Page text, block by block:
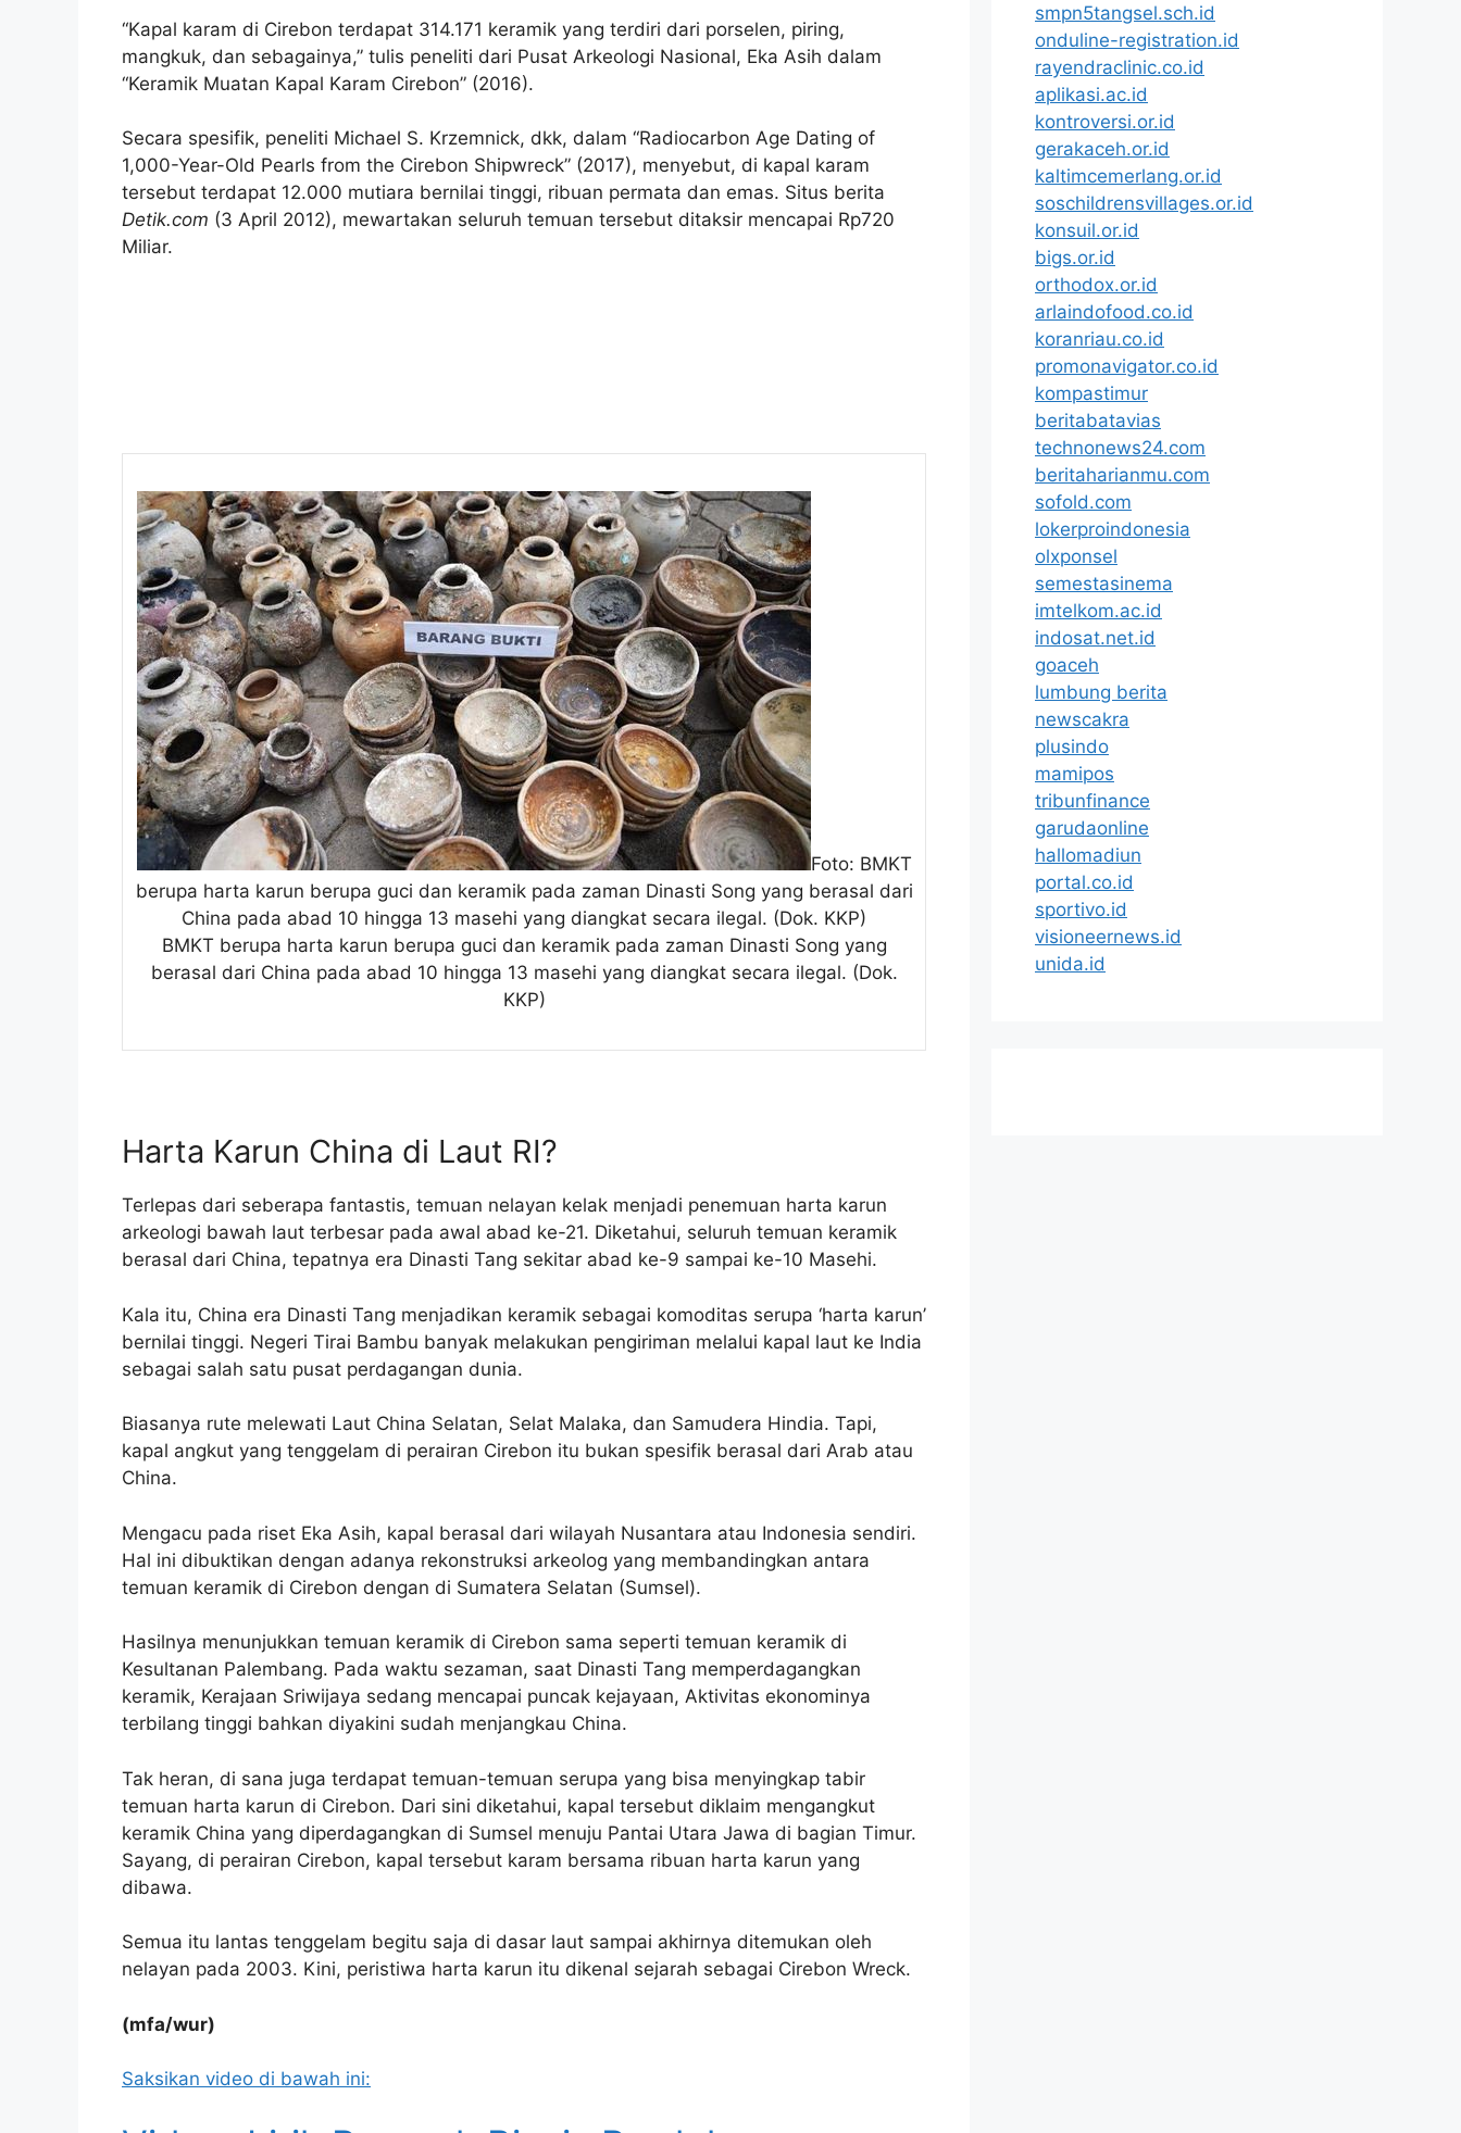
“Kapal karam di Cirebon terdapat 314.171 keramik yang terdiri dari porselen, piring,
mangkuk, dan sebagainya,” tulis peneliti dari Pusat Arkeologi Nasional, Eka Asih dalam
“Keramik Muatan Kapal Karam Cirebon” (2016).
Secara spesifik, peneliti Michael S. Krzemnick, dkk, dalam “Radiocarbon Age Dating of
1,000-Year-Old Pearls from the Cirebon Shipwreck” (2017), menyebut, di kapal karam
tersebut terdapat 12.000 mutiara bernilai tinggi, ribuan permata dan emas. Situs berita
Detik.com (3 April 2012), mewartakan seluruh temuan tersebut ditaksir mencapai Rp720
Miliar.
Foto: BMKT
berupa harta karun berupa guci dan keramik pada zaman Dinasti Song yang berasal dari
China pada abad 10 hingga 13 masehi yang diangkat secara ilegal. (Dok. KKP)
BMKT berupa harta karun berupa guci dan keramik pada zaman Dinasti Song yang
berasal dari China pada abad 10 hingga 13 masehi yang diangkat secara ilegal. (Dok.
KKP)
Harta Karun China di Laut RI?
Terlepas dari seberapa fantastis, temuan nelayan kelak menjadi penemuan harta karun
arkeologi bawah laut terbesar pada awal abad ke-21. Diketahui, seluruh temuan keramik
berasal dari China, tepatnya era Dinasti Tang sekitar abad ke-9 sampai ke-10 Masehi.
Kala itu, China era Dinasti Tang menjadikan keramik sebagai komoditas serupa ‘harta karun’
bernilai tinggi. Negeri Tirai Bambu banyak melakukan pengiriman melalui kapal laut ke India
sebagai salah satu pusat perdagangan dunia.
Biasanya rute melewati Laut China Selatan, Selat Malaka, dan Samudera Hindia. Tapi,
kapal angkut yang tenggelam di perairan Cirebon itu bukan spesifik berasal dari Arab atau
China.
Mengacu pada riset Eka Asih, kapal berasal dari wilayah Nusantara atau Indonesia sendiri.
Hal ini dibuktikan dengan adanya rekonstruksi arkeolog yang membandingkan antara
temuan keramik di Cirebon dengan di Sumatera Selatan (Sumsel).
Hasilnya menunjukkan temuan keramik di Cirebon sama seperti temuan keramik di
Kesultanan Palembang. Pada waktu sezaman, saat Dinasti Tang memperdagangkan
keramik, Kerajaan Sriwijaya sedang mencapai puncak kejayaan, Aktivitas ekonominya
terbilang tinggi bahkan diyakini sudah menjangkau China.
Tak heran, di sana juga terdapat temuan-temuan serupa yang bisa menyingkap tabir
temuan harta karun di Cirebon. Dari sini diketahui, kapal tersebut diklaim mengangkut
keramik China yang diperdagangkan di Sumsel menuju Pantai Utara Jawa di bagian Timur.
Sayang, di perairan Cirebon, kapal tersebut karam bersama ribuan harta karun yang
dibawa.
Semua itu lantas tenggelam begitu saja di dasar laut sampai akhirnya ditemukan oleh
nelayan pada 2003. Kini, peristiwa harta karun itu dikenal sejarah sebagai Cirebon Wreck.
(mfa/wur)
Saksikan video di bawah ini:
smpn5tangsel.sch.id
onduline-registration.id
rayendraclinic.co.id
aplikasi.ac.id
kontroversi.or.id
gerakaceh.or.id
kaltimcemerlang.or.id
soschildrensvillages.or.id
konsuil.or.id
bigs.or.id
orthodox.or.id
arlaindofood.co.id
koranriau.co.id
promonavigator.co.id
kompastimur
beritabatavias
technonews24.com
beritaharianmu.com
sofold.com
lokerproindonesia
olxponsel
semestasinema
imtelkom.ac.id
indosat.net.id
goaceh
lumbung berita
newscakra
plusindo
mamipos
tribunfinance
garudaonline
hallomadiun
portal.co.id
sportivo.id
visioneernews.id
unida.id